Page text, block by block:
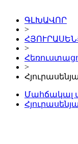
ԳԼԽԱՎՈՐ
>
>
>
Մահճակալ